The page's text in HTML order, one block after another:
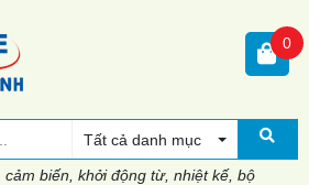
Tất cả danh mục
cảm biến, khởi động từ, nhiệt kế, bộ
0